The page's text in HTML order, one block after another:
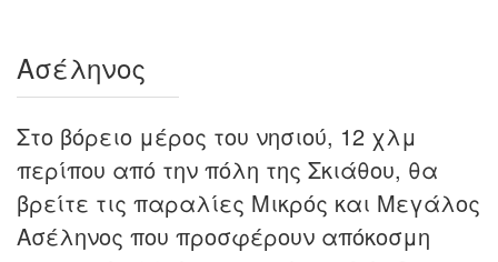
Ασέληνος
Στο βόρειο μέρος του νησιού, 12 χλμ
περίπου από την πόλη της Σκιάθου, θα
βρείτε τις παραλίες Μικρός και Μεγάλος
Ασέληνος που προσφέρουν απόκοσμη